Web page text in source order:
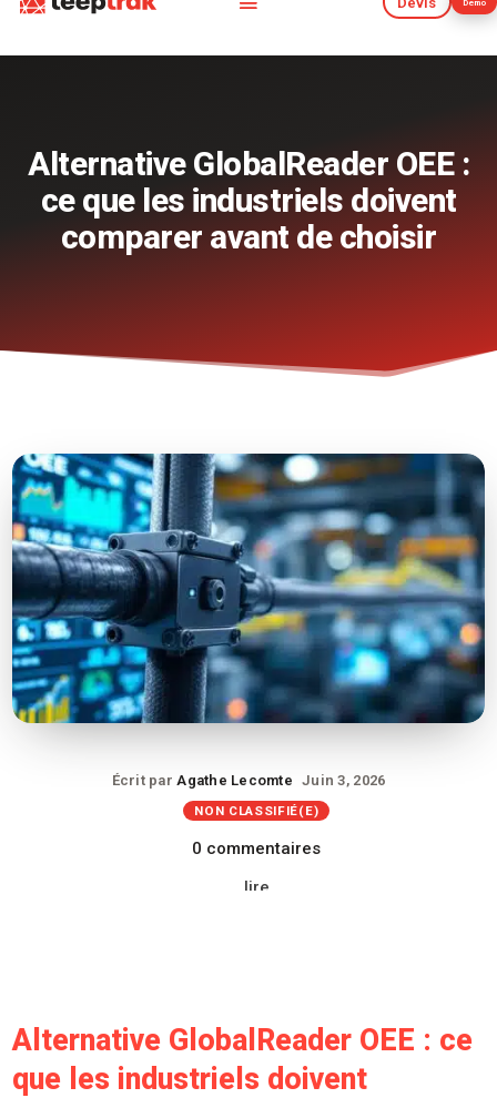
Démo
Devis Démo
Alternative GlobalReader OEE :
ce que les industriels doivent
comparer avant de choisir
Écrit par Agathe Lecomte Juin 3, 2026
NON CLASSIFIÉ(E)
0 commentaires
lire
Alternative GlobalReader OEE : ce
que les industriels doivent